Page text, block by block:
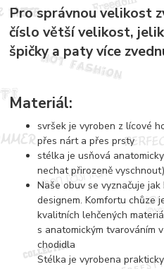
Pro správnou velikost
číslo větší velikost,
špičky a paty více
Materiál:
svršek je vyroben z lícové
přes nárt a přes prsty
stélka je usňová
nechat přirozeně vyschnout)
Naše obuv se vyznačuje
designem. Komfortu chůze
kvalitních lehčených
s anatomickým tvarováním
chodidla
Stélka je vyrobena